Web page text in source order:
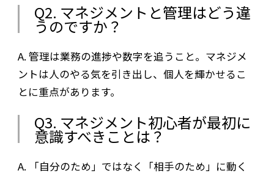
Q2. マネジメントと管理はどう違
うのですか？
A. 管理は業務の進捗や数字を追うこと。マネジメ
ントは人のやる気を引き出し、個人を輝かせるこ
とに重点があります。
Q3. マネジメント初心者が最初に
意識すべきことは？
A. 「自分のため」ではなく「相手のため」に動く